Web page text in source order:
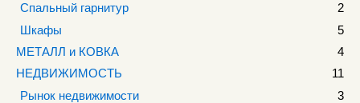
Спальный гарнитур
2
Шкафы
5
МЕТАЛЛ и КОВКА
4
НЕДВИЖИМОСТЬ
11
Рынок недвижимости
3